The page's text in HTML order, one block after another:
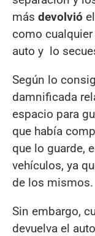
más devolvió
como
auto y lo
Según lo
damnificada
espacio para
que había
que lo guarde,
vehículos, ya
de los mismos.
Sin embargo,
devuelva el